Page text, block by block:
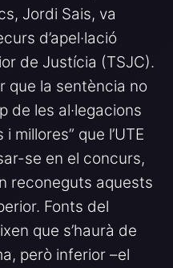
Jordi Sais, va
d’apel·lació
de Justícia (TSJC).
que la sentència no
de les al·legacions
millores” que l’UTE
se en el concurs,
reconeguts aquests
Fonts del
que s’haurà de
però inferior –el